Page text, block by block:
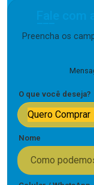
Preencha os
O que você deseja?
Quero Comprar
Nome